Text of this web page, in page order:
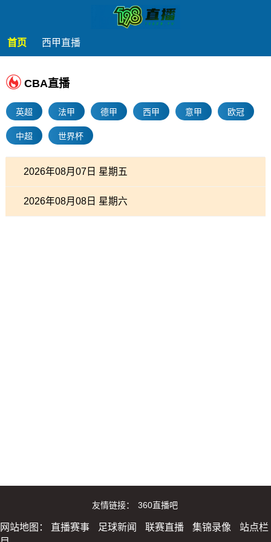
首页 西甲直播
CBA直播
英超 法甲 德甲 西甲 意甲 欧冠
中超 世界杯
2026年08月07日 星期五
2026年08月08日 星期六
友情链接： 360直播吧
网站地图： 直播赛事 足球新闻 联赛直播 集锦录像
站点栏